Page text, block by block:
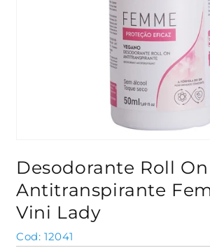
multimedia
1
en
una
ventana
modal
Desodorante Roll On
Antitranspirante
Vini Lady
SKU:
12041